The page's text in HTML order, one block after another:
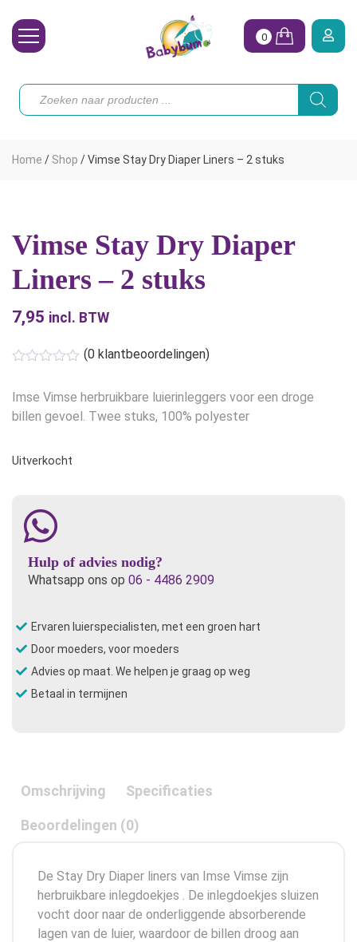
Toebehoren
Onze merken
Hoe begin ik?
0
Producten
zoeken
Home / Shop /Vimse Stay Dry Diaper Liners – 2 stuks
Vimse Stay Dry Diaper
Liners – 2 stuks
7,95 incl. BTW
(0 klantbeoordelingen)
Imse Vimse herbruikbare luierinleggers voor een droge
billen gevoel. Twee stuks, 100% polyester
Uitverkocht
Hulp of advies nodig?
Whatsapp ons op 06 - 4486 2909
Ervaren luierspecialisten, met een groen hart
Door moeders, voor moeders
Advies op maat. We helpen je graag op weg
Betaal in termijnen
Omschrijving Specificaties
Beoordelingen (0)
De Stay Dry Diaper liners van Imse Vimse zijn
herbruikbare inlegdoekjes . De inlegdoekjes sluizen
vocht door naar de onderliggende absorberende
lagen van de luier, waardoor de billen droog aan